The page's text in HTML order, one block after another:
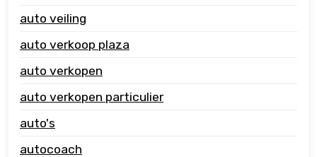
auto veiling
auto verkoop plaza
auto verkopen
auto verkopen particulier
auto's
autocoach